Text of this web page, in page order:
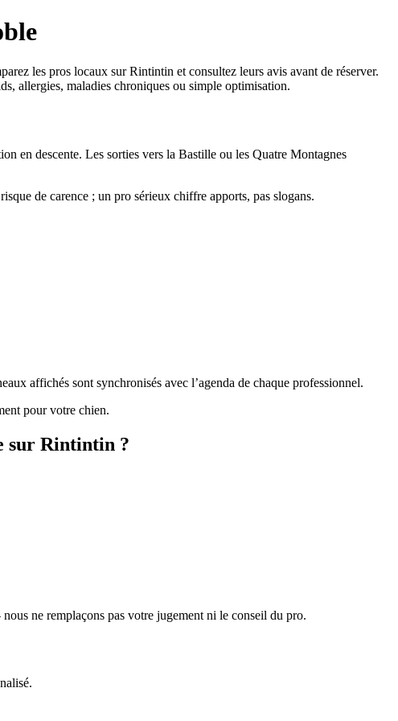
les pros locaux sur Rintintin et consultez leurs avis avant de réserver.
allergies, maladies chroniques ou simple optimisation.
en descente. Les sorties vers la Bastille ou les Quatre Montagnes
de carence ; un pro sérieux chiffre apports, pas slogans.
affichés sont synchronisés avec l’agenda de chaque professionnel.
pour votre chien.
sur Rintintin ?
ne remplaçons pas votre jugement ni le conseil du pro.